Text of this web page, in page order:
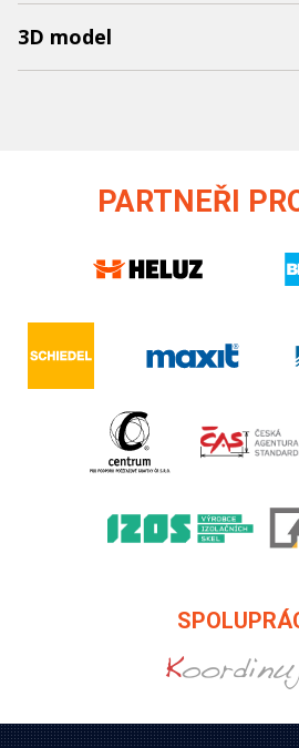
3D model
PARTNEŘI